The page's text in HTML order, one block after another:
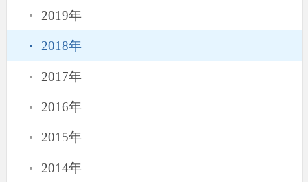
· 2019年
· 2018年
· 2017年
· 2016年
· 2015年
· 2014年